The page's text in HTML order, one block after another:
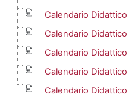
Calendario
Calendario
Calendario
Calendario
Calendario